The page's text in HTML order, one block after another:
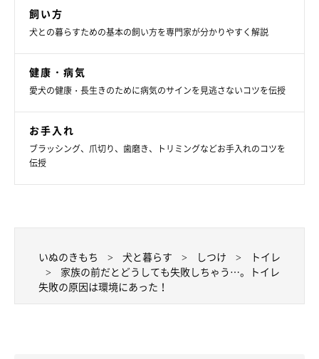
トイレ以外の場所でそそうをしてしまうなど、犬がトイレを失敗
する原因の多くはトイレ環境にあります。犬が同じようなそそう
を繰り返してしまうときには、新しくトイレスペースを増設す
る、カーペットなどの布製品やサークルを取り除く、トイレシー
ツを敷くなどの対応をしてみてくださいね。
にくくなる！ トイレのしつけ成功アドバイス』（監修：犬のし
つけ教室DOGLY代表 荒井隆嘉先生）
文／子狸ぼん
※写真はスマホアプリ「まいにちのいぬ・ねこのきもち」で投稿
飼い方
犬との暮らすための基本の飼い方を専門家が分かりやすく解説
健康・病気
愛犬の健康・長生きのために病気のサインを見逃さないコツを伝授
お手入れ
ブラッシング、爪切り、歯磨き、トリミングなどお手入れのコツを
伝授
いぬのきもち 犬と暮らす しつけ
トイレ
家族の前だとどうしても失敗しちゃう…。トイレ
失敗の原因は環境にあった！